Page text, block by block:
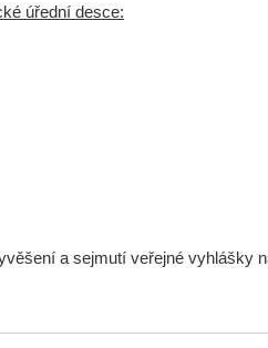
úřední desce:
a sejmutí veřejné vyhlášky